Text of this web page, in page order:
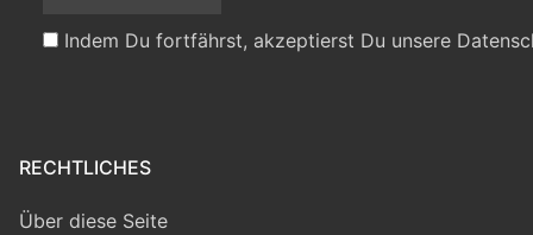
Indem Du fortfährst, akzeptierst Du unsere
RECHTLICHES
Über diese Seite